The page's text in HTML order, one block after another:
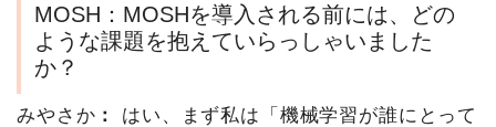
MOSH：MOSHを導入される前には、どの
ような課題を抱えていらっしゃいました
か？
みやさか ：
はい、まず私は「機械学習が誰にとって